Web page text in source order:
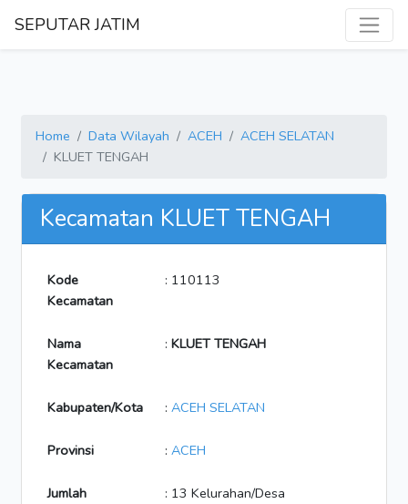
SEPUTAR JATIM
Home Data Wilayah ACEH
ACEH SELATAN
KLUET TENGAH
Kecamatan KLUET TENGAH
Kode
Kecamatan
: 110113
Nama
Kecamatan
: KLUET TENGAH
Kabupaten/Kota : ACEH SELATAN
Provinsi : ACEH
Jumlah
: 13 Kelurahan/Desa